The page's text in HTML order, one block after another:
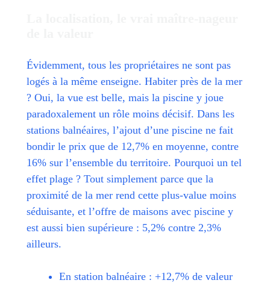
Évidemment, tous les propriétaires ne sont pas
logés à la même enseigne. Habiter près de la mer
? Oui, la vue est belle, mais la piscine y joue
paradoxalement un rôle moins décisif. Dans les
stations balnéaires, l’ajout d’une piscine ne fait
bondir le prix que de 12,7% en moyenne, contre
16% sur l’ensemble du territoire. Pourquoi un tel
effet plage ? Tout simplement parce que la
proximité de la mer rend cette plus-value moins
séduisante, et l’offre de maisons avec piscine y
est aussi bien supérieure : 5,2% contre 2,3%
ailleurs.
En station balnéaire : +12,7% de valeur